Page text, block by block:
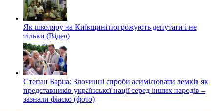
Як школяру на Київщині погрожують депутати і не
тільки (Відео)
Степан Барна: Злочинні спроби асимілювати лемків як
представників української нації серед інших народів –
зазнали фіаско (фото)